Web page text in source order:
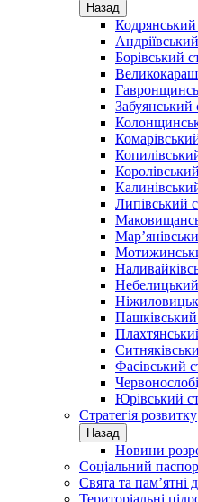
Назад
Кодрянський
Борівський
Забуянський
Липівський
Фасівський
Юрівський
Стратегія розвитку
Назад
Новини
Соціальний
Свята та пам’ятні
Територіальні